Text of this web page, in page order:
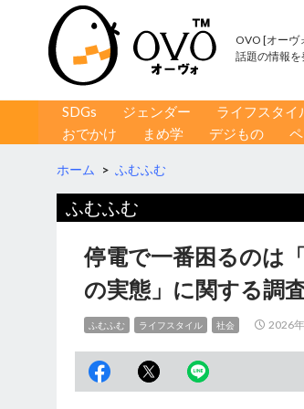
OVO [オーヴ
話題の情報を
コンテンツへ移動
SDGs ジェンダー ライフスタイ
おでかけ
まめ学 デジもの
ホーム > ふむふむ
ふむふむ
停電で一番困るのは
の実態」に関する調
ふむふむ ライフスタイル 社会 2026